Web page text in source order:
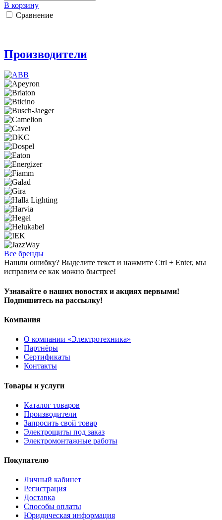
В корзину
Сравнение
Производители
Все бренды
Нашли ошибку? Выделите текст и нажмите Ctrl + Enter, мы
исправим ее как можно быстрее!
Узнавайте о наших новостях и акциях первыми!
Подпишитесь на рассылку!
Компания
О компании «Электротехника»
Партнёры
Сертификаты
Контакты
Товары и услуги
Каталог товаров
Производители
Запросить свой товар
Электрощиты под заказ
Электромонтажные работы
Покупателю
Личный кабинет
Регистрация
Доставка
Способы оплаты
Юридическая информация